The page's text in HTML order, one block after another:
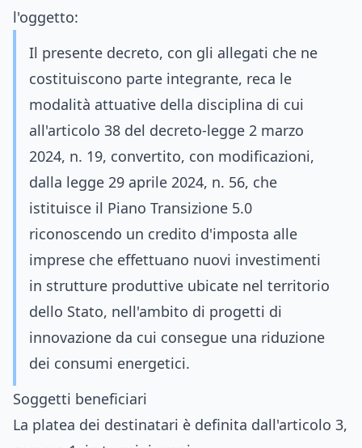
l'oggetto:
Il presente decreto, con gli allegati che ne
costituiscono parte integrante, reca le
modalità attuative della disciplina di cui
all'articolo 38 del decreto-legge 2 marzo
2024, n. 19, convertito, con modificazioni,
dalla legge 29 aprile 2024, n. 56, che
istituisce il Piano Transizione 5.0
riconoscendo un credito d'imposta alle
imprese che effettuano nuovi investimenti
in strutture produttive ubicate nel territorio
dello Stato, nell'ambito di progetti di
innovazione da cui consegue una riduzione
dei consumi energetici.
Soggetti beneficiari
La platea dei destinatari è definita dall'articolo 3,